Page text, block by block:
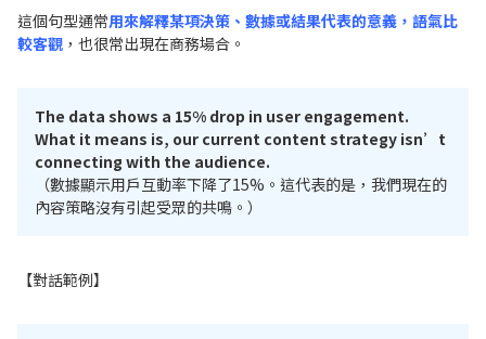
這個句型通常用來解釋某項決策、數據或結果代表的意義，語氣比
較客觀 ，也很常出現在商務場合。
The data shows a 15% drop in user engagement.
What it means is, our current content strategy isn’t
connecting with the audience.
（數據顯示用戶互動率下降了15%。這代表的是，我們現在的
內容策略沒有引起受眾的共鳴。）
【對話範例】